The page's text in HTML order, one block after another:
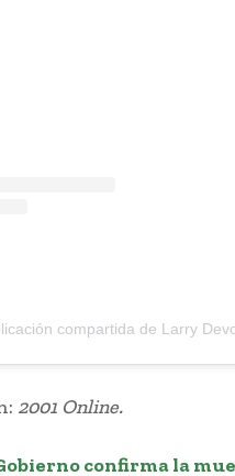
compartida de Larry
2001 Online.
confirma la